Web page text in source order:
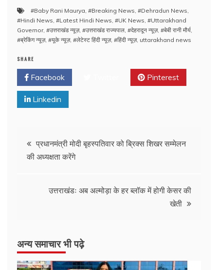
#Baby Rani Maurya, #Breaking News, #Dehradun News,
#Hindi News, #Latest Hindi News, #UK News, #Uttarakhand
Governor, #उत्तराखंड न्यूज़, #उत्तराखंड राज्यपाल, #देहरादून न्यूज़, #बेबी रानी मौर्य,
#ब्रेकिंग न्यूज़, #यूके न्यूज़, #लेटेस्ट हिंदी न्यूज़, #हिंदी न्यूज़, uttarakhand news
SHARE
Facebook Pinterest
Linkedin
प्रधानमंत्री मोदी बृहस्पतिवार को ब्रिक्स शिखर सम्मेलन
की अध्यक्षता करेंगे
उत्तराखंडः अब अल्मोड़ा के हर ब्लॉक में होगी केसर की
खेती
अन्य समाचार भी पढ़े